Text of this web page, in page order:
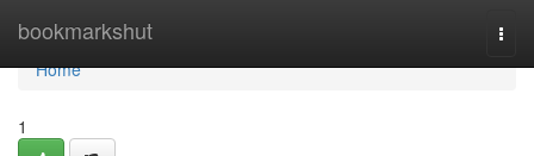
bookmarkshut
Home
Home
1